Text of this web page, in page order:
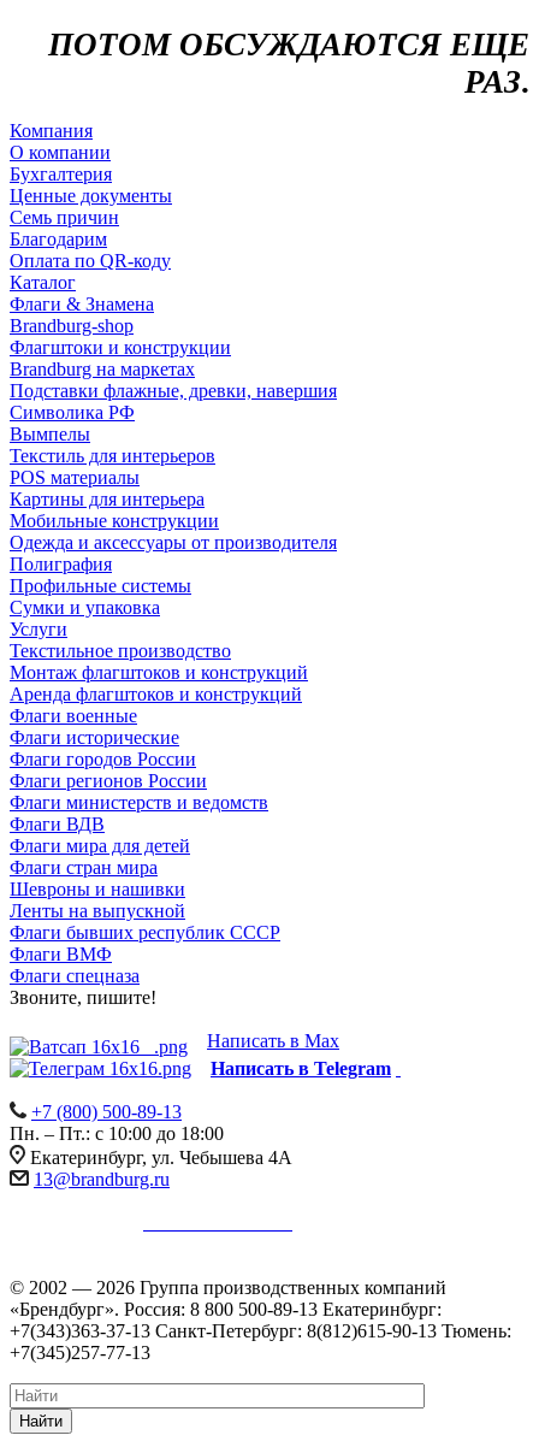
ПОТОМ ОБСУЖДАЮТСЯ ЕЩЕ
РАЗ.
Компания
О компании
Бухгалтерия
Ценные документы
Семь причин
Благодарим
Оплата по QR-коду
Каталог
Флаги & Знамена
Brandburg-shop
Флагштоки и конструкции
Brandburg на маркетах
Подставки флажные, древки, навершия
Символика РФ
Вымпелы
Текстиль для интерьеров
POS материалы
Картины для интерьера
Мобильные конструкции
Одежда и аксессуары от производителя
Полиграфия
Профильные системы
Сумки и упаковка
Услуги
Текстильное производство
Монтаж флагштоков и конструкций
Аренда флагштоков и конструкций
Флаги военные
Флаги исторические
Флаги городов России
Флаги регионов России
Флаги министерств и ведомств
Флаги ВДВ
Флаги мира для детей
Флаги стран мира
Шевроны и нашивки
Ленты на выпускной
Флаги бывших республик СССР
Флаги ВМФ
Флаги спецназа
Звоните, пишите!
Написать в Max
Написать в Telegram
+7 (800) 500-89-13
Пн. – Пт.: с 10:00 до 18:00
Екатеринбург, ул. Чебышева 4А
13@brandburg.ru
© 2002 — 2026 Группа производственных компаний
«Брендбург». Россия: 8 800 500-89-13 Екатеринбург:
+7(343)363-37-13 Санкт-Петербург: 8(812)615-90-13 Тюмень:
+7(345)257-77-13
Найти